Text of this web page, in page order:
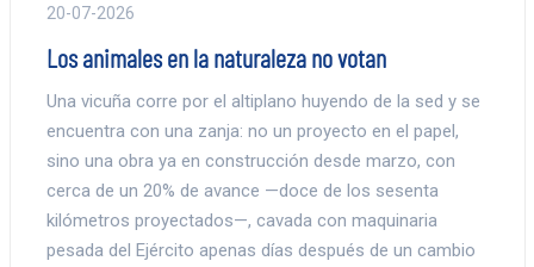
20-07-2026
Los animales en la naturaleza no votan
Una vicuña corre por el altiplano huyendo de la sed y se
encuentra con una zanja: no un proyecto en el papel,
sino una obra ya en construcción desde marzo, con
cerca de un 20% de avance —doce de los sesenta
kilómetros proyectados—, cavada con maquinaria
pesada del Ejército apenas días después de un cambio